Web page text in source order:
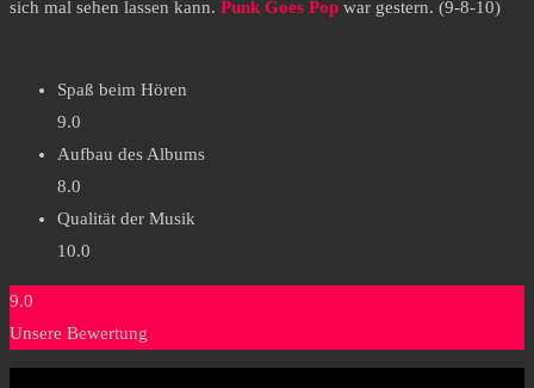
sich mal sehen lassen kann. Punk Goes Pop war gestern. (9-8-10)
Spaß beim Hören
9.0
Aufbau des Albums
8.0
Qualität der Musik
10.0
9.0
Unsere Bewertung